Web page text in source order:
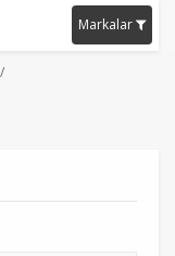
Markalar